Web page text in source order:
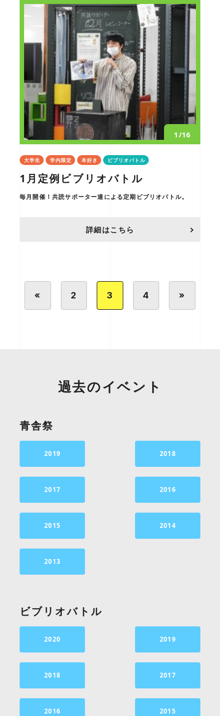
1/16
大学生 学内限定 本好き ビブリオバトル
1月定例ビブリオバトル
毎月開催！共読サポーター達による定期ビブリオバトル。
詳細はこちら
« 2 3 4 »
過去のイベント
青舎祭
2019 2018
2017 2016
2015 2014
2013
ビブリオバトル
2020 2019
2018 2017
2016 2015